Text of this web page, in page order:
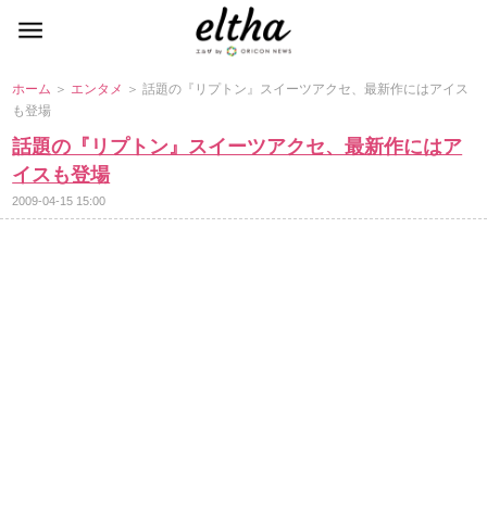
ホーム ＞ エンタメ ＞ 話題の『リプトン』スイーツアクセ、最新作にはアイス
も登場
話題の『リプトン』スイーツアクセ、最新作にはア
イスも登場
2009-04-15 15:00